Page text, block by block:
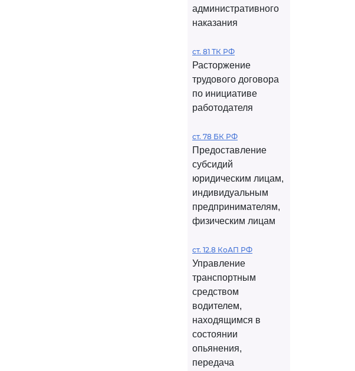
административного
наказания
ст. 81 ТК РФ
Расторжение
трудового договора
по инициативе
работодателя
ст. 78 БК РФ
Предоставление
субсидий
юридическим лицам,
индивидуальным
предпринимателям,
физическим лицам
ст. 12.8 КоАП РФ
Управление
транспортным
средством
водителем,
находящимся в
состоянии
опьянения,
передача